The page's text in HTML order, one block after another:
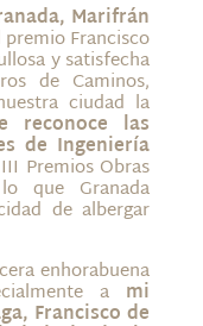
Marifrán
premio Francisco
y satisfecha
de Caminos,
ciudad la
reconoce las
de Ingeniería
Premios Obras
que Granada
de albergar
enhorabuena
a mi
Francisco de